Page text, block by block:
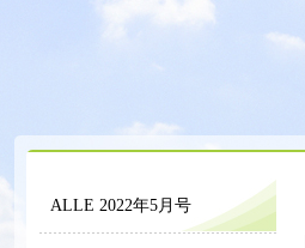
ALLE 2022年5月号